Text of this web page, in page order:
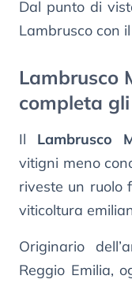
Dal punto di
Lambrusco con
Lambrusco
completa
Il Lambrusco
vitigni meno
riveste un ruolo
viticoltura
Originario
Reggio Emilia,